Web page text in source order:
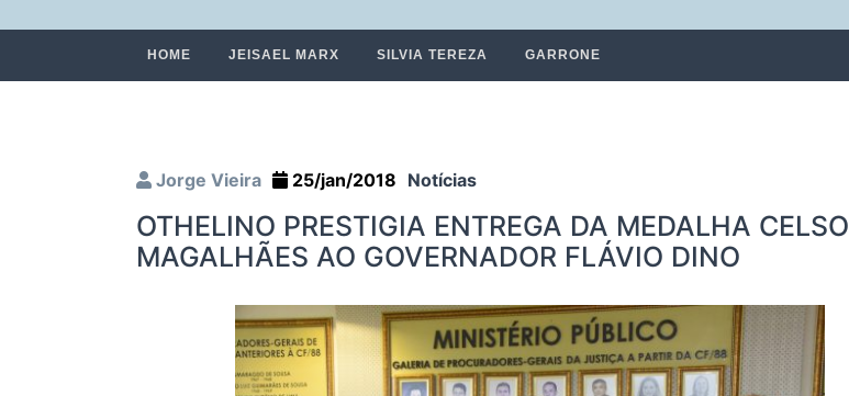
HOME JEISAEL MARX SILVIA TEREZA GARRONE
Jorge Vieira 25/jan/2018 Notícias
OTHELINO PRESTIGIA ENTREGA DA MEDALHA CELSO
MAGALHÃES AO GOVERNADOR FLÁVIO DINO